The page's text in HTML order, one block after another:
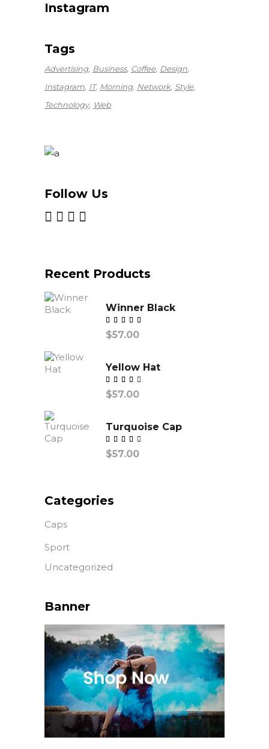
Instagram
Tags
Advertising Business Coffee Design
Instagram IT Morning Network Style
Technology Web
Follow Us
Recent Products
Winner Black
$57.00
Yellow Hat
$57.00
Turquoise Cap
$57.00
Categories
Caps
Sport
Uncategorized
Banner